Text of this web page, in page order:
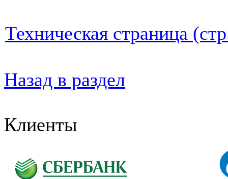
Техническая страница
Назад в раздел
Клиенты